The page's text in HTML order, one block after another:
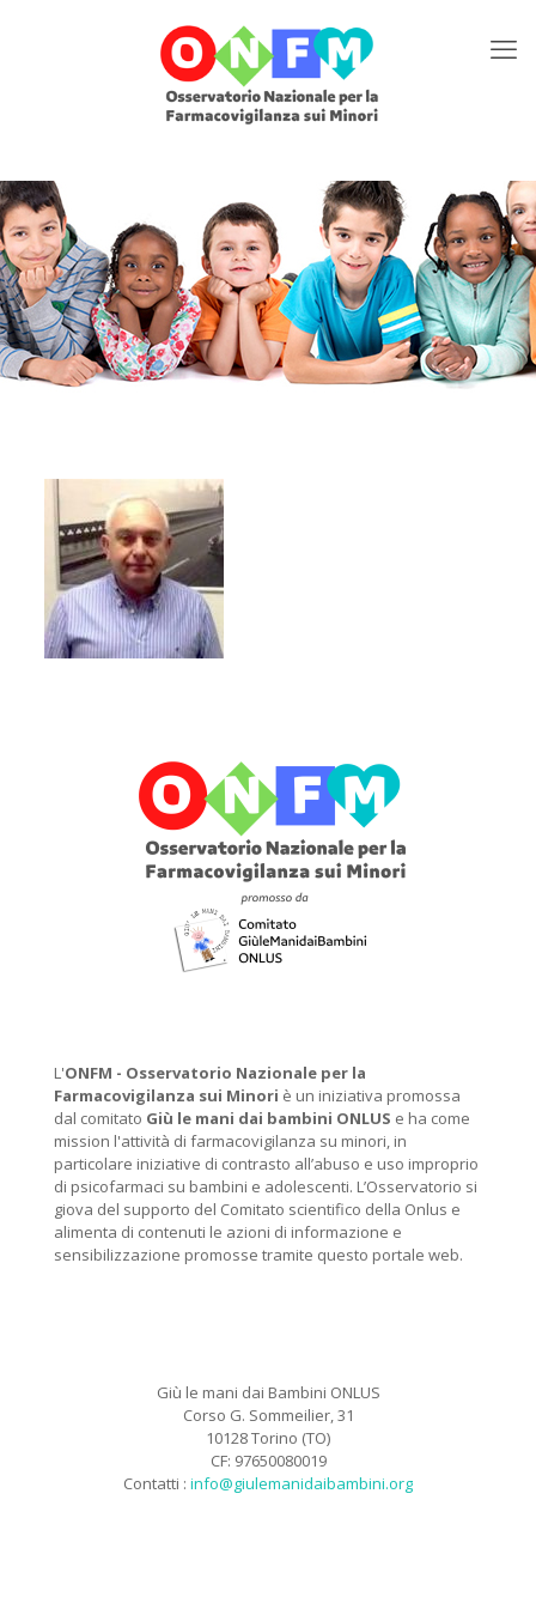
L'ONFM - Osservatorio Nazionale per la
Farmacovigilanza sui Minori è un iniziativa promossa
dal comitato Giù le mani dai bambini ONLUS e ha come
mission l'attività di farmacovigilanza su minori, in
particolare iniziative di contrasto all’abuso e uso improprio
di psicofarmaci su bambini e adolescenti. L’Osservatorio si
giova del supporto del Comitato scientifico della Onlus e
alimenta di contenuti le azioni di informazione e
sensibilizzazione promosse tramite questo portale web.
Giù le mani dai Bambini ONLUS
Corso G. Sommeilier, 31
10128 Torino (TO)
CF: 97650080019
Contatti : info@giulemanidaibambini.org